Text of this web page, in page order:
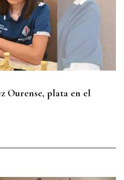
Ourense, plata en el